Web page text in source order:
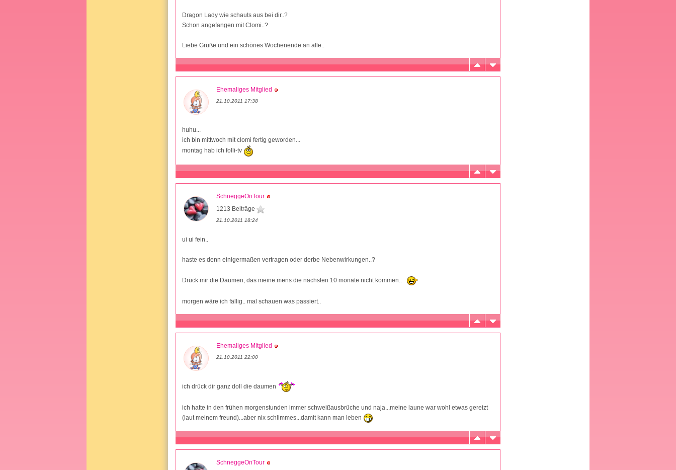
Dragon Lady wie schauts aus bei dir..?
Schon angefangen mit Clomi..?
Liebe Grüße und ein schönes Wochenende an alle..
Ehemaliges Mitglied
21.10.2011 17:38
huhu...
ich bin mittwoch mit clomi fertig geworden...
montag hab ich folli-tv
SchneggeOnTour
1213 Beiträge
21.10.2011 18:24
ui ui fein..
haste es denn einigermaßen vertragen oder derbe Nebenwirkungen..?
Drück mir die Daumen, das meine mens die nächsten 10 monate nicht kommen..
morgen wäre ich fällig.. mal schauen was passiert..
Ehemaliges Mitglied
21.10.2011 22:00
ich drück dir ganz doll die daumen
ich hatte in den frühen morgenstunden immer schweißausbrüche und naja...meine laune war wohl etwas gereizt
(laut meinem freund)...aber nix schlimmes...damit kann man leben
SchneggeOnTour